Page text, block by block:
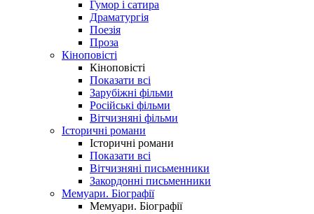
Гумор і сатира
Драматургія
Поезія
Проза
Кіноповісті
Кіноповісті
Показати всі
Зарубіжні фільми
Російські фільми
Вітчизняні фільми
Історичні романи
Історичні романи
Показати всі
Вітчизняні письменники
Закордонні письменники
Мемуари. Біографії
Мемуари. Біографії